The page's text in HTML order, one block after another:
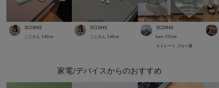
3COINS
こじさん 160cm
3COINS
こじさん 160cm
3COINS
kuro 155cm
ストレート ブルベ夏
家電/デバイスからのおすすめ